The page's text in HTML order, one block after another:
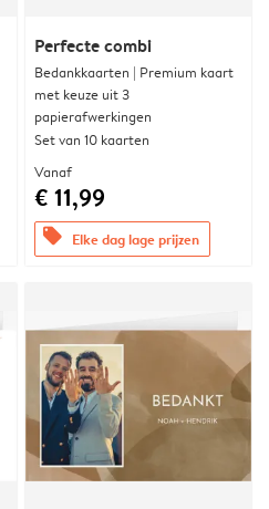
Perfecte combi
Bedankkaarten | Premium kaart
met keuze uit 3
papierafwerkingen
Set van 10 kaarten
Vanaf
€ 11,99
offers Elke dag lage prijzen